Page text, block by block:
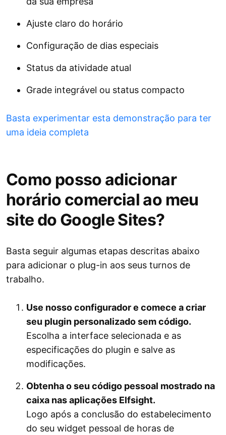
Ajuste claro do horário
Configuração de dias especiais
Status da atividade atual
Grade integrável ou status compacto
Basta experimentar esta demonstração para ter
uma ideia completa
Como posso adicionar
horário comercial ao meu
site do Google Sites?
Basta seguir algumas etapas descritas abaixo
para adicionar o plug-in aos seus turnos de
trabalho.
Use nosso configurador e comece a criar
seu plugin personalizado sem código.
Escolha a interface selecionada e as
especificações do plugin e salve as
modificações.
Obtenha o seu código pessoal mostrado na
caixa nas aplicações Elfsight.
Logo após a conclusão do estabelecimento
do seu widget pessoal de horas de